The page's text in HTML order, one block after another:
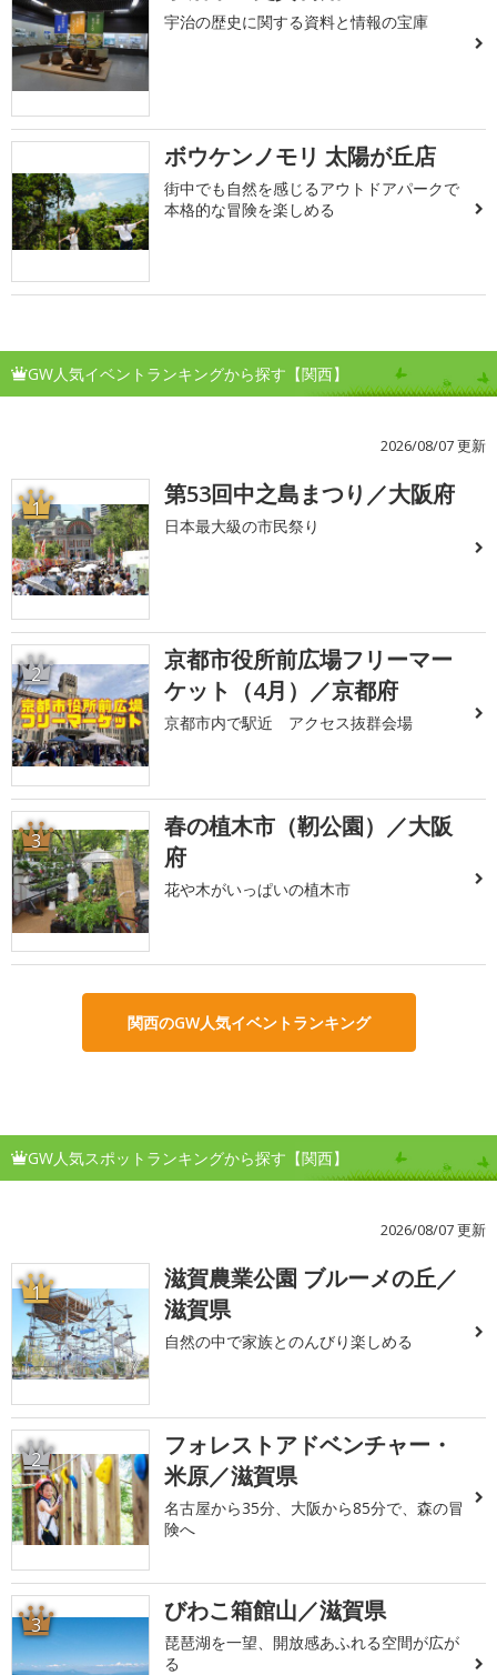
宇治の歴史に関する資料と情報の宝庫
ボウケンノモリ 太陽が丘店
街中でも自然を感じるアウトドアパークで
本格的な冒険を楽しめる
GW人気イベントランキングから探す【関西】
2026/08/07 更新
1 第53回中之島まつり／大阪府
日本最大級の市民祭り
2
京都市役所前広場フリーマー
ケット（4月）／京都府
京都市内で駅近 アクセス抜群会場
3
春の植木市（靭公園）／大阪
府
花や木がいっぱいの植木市
関西のGW人気イベントランキング
GW人気スポットランキングから探す【関西】
2026/08/07 更新
1
滋賀農業公園 ブルーメの丘／
滋賀県
自然の中で家族とのんびり楽しめる
2
フォレストアドベンチャー・
米原／滋賀県
名古屋から35分、大阪から85分で、森の冒
険へ
3 びわこ箱館山／滋賀県
琵琶湖を一望、開放感あふれる空間が広が
る